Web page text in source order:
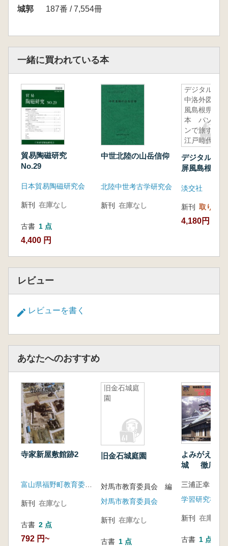
城郭 187番 / 7,554冊
一緒に買われている本
貿易陶磁研究
No.29
日本貿易陶磁研究会
新刊 在庫なし
古書 1 点
4,400 円
中世北陸の山岳信仰
北陸中世考古学研究会
新刊 在庫なし
デジタル洛
中洛外図屏
風島根県美
本 パソコ
ンで旅する
江戸時代の
デジタル洛
屏風島根県
時代の京都
淡交社
新刊 取り寄せ
4,180円
レビュー
レビューを書く
あなたへのおすすめ
寺家新屋敷館跡2
富山県福野町教育委員会
新刊 在庫なし
古書 2 点
792 円~
旧金石城庭
園
旧金石城庭園
対馬市教育委員会 編
対馬市教育委員会
新刊 在庫なし
古書 1 点
よみがえる
城 徹底復
三浦正幸
学習研究社
新刊 在庫なし
古書 1 点